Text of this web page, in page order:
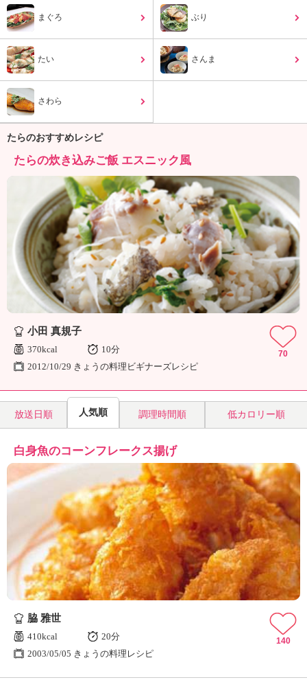
ケ
ョ
「
の
き
ょ
う
の
料
理
」
まぐろ ぶり
たい さんま
さわら
たらのおすすめレシピ
たらの炊き込みご飯 エスニック風
小田 真規子
370kcal
10分
2012/10/29 きょうの料理ビギナーズレシピ
70
放送日順 人気順 調理時間順 低カロリー順
白身魚のコーンフレークス揚げ
脇 雅世
410kcal
20分
2003/05/05 きょうの料理レシピ
140